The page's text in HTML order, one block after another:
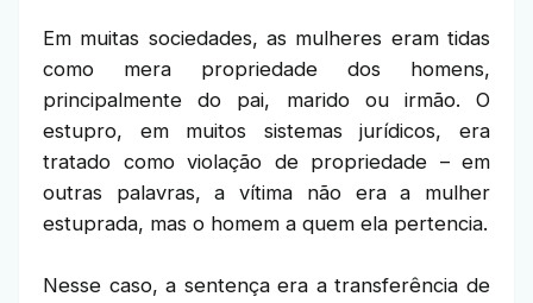
Em muitas sociedades, as mulheres eram tidas
como mera propriedade dos homens,
principalmente do pai, marido ou irmão. O
estupro, em muitos sistemas jurídicos, era
tratado como violação de propriedade – em
outras palavras, a vítima não era a mulher
estuprada, mas o homem a quem ela pertencia.
Nesse caso, a sentença era a transferência de